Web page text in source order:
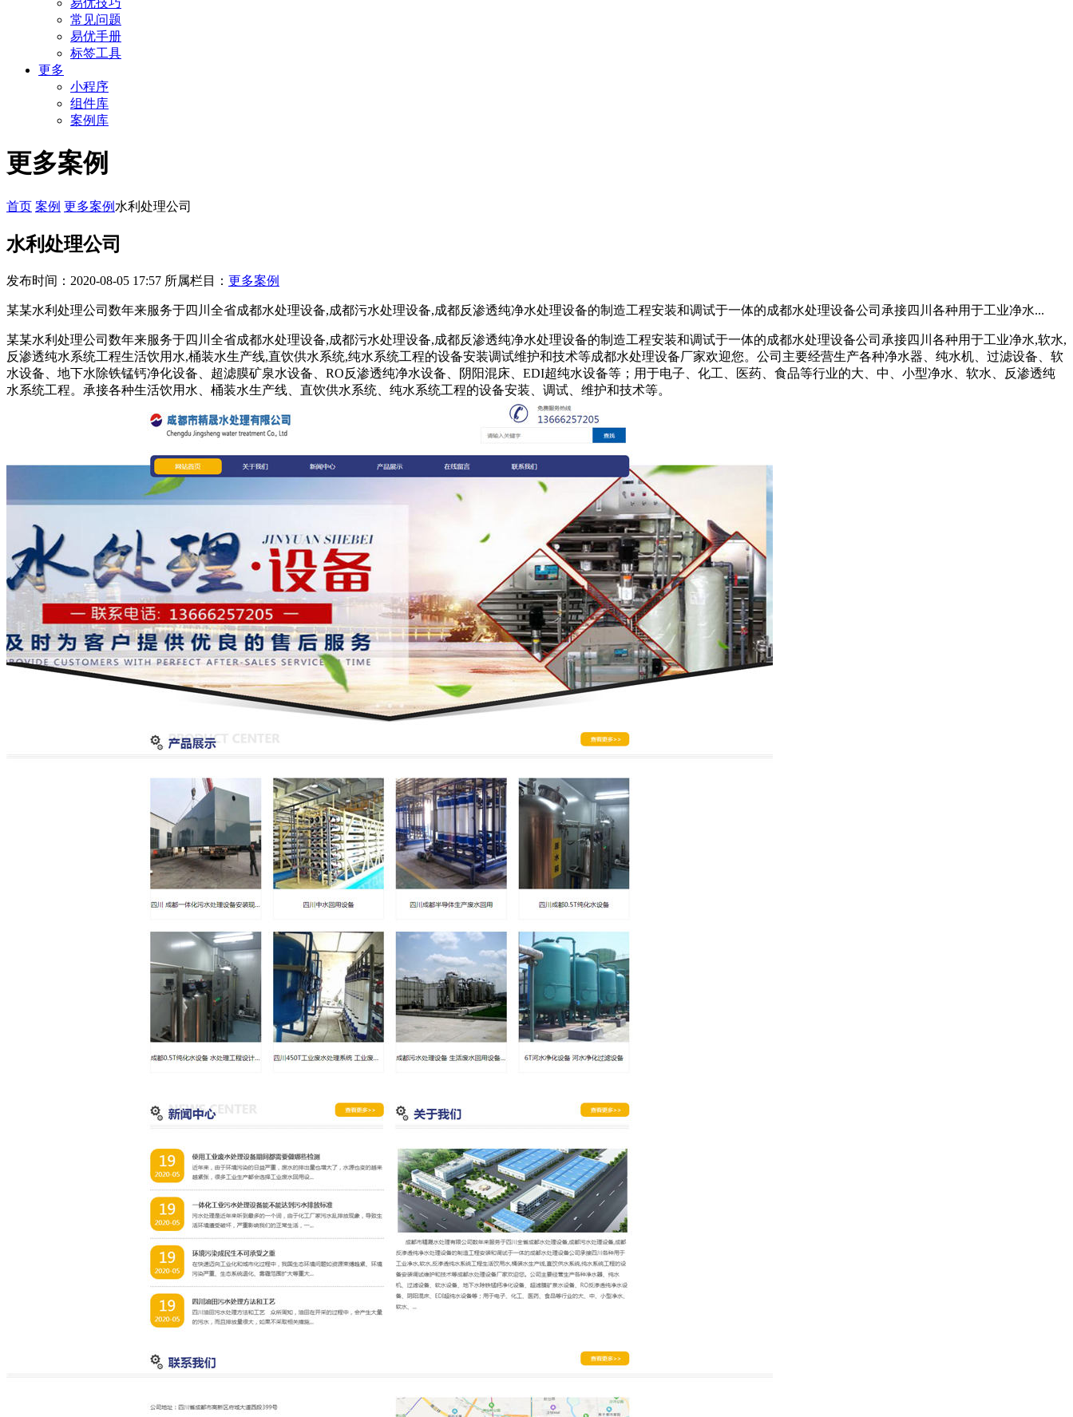
易优技巧
常见问题
易优手册
标签工具
更多
小程序
组件库
案例库
更多案例
首页 案例 更多案例 水利处理公司
水利处理公司
发布时间：2020-08-05 17:57 所属栏目： 更多案例
某某水利处理公司数年来服务于四川全省成都水处理设备,成都污水处理设备,成都反渗透纯净水处理设备的制造工程安装和调试于一体的成都水处理设备公司承接四川各种用于工业净水...
某某水利处理公司数年来服务于四川全省成都水处理设备,成都污水处理设备,成都反渗透纯净水处理设备的制造工程安装和调试于一体的成都水处理设备公司承接四川各种用于工业净水,软水,
反渗透纯水系统工程生活饮用水,桶装水生产线,直饮供水系统,纯水系统工程的设备安装调试维护和技术等成都水处理设备厂家欢迎您。公司主要经营生产各种净水器、纯水机、过滤设备、软
水设备、地下水除铁锰钙净化设备、超滤膜矿泉水设备、RO反渗透纯净水设备、阴阳混床、EDI超纯水设备等；用于电子、化工、医药、食品等行业的大、中、小型净水、软水、反渗透纯
水系统工程。承接各种生活饮用水、桶装水生产线、直饮供水系统、纯水系统工程的设备安装、调试、维护和技术等。